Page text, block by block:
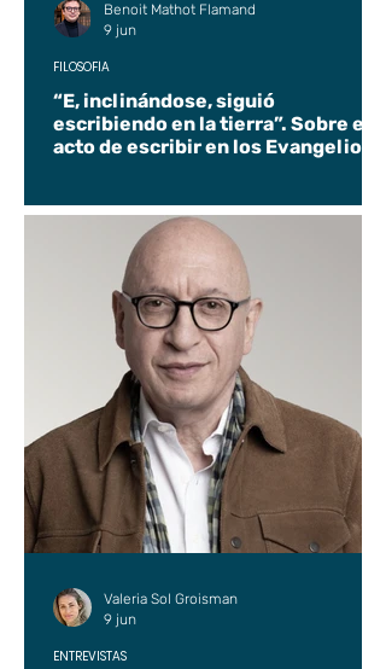
“E, inclinándose, siguió
escribiendo en la tierra”. Sobre el
acto de escribir en los Evangelios.
FILOSOFÍA
Benoit Mathot Flamand
9 jun
ENTREVISTAS
Valeria Sol Groisman
9 jun